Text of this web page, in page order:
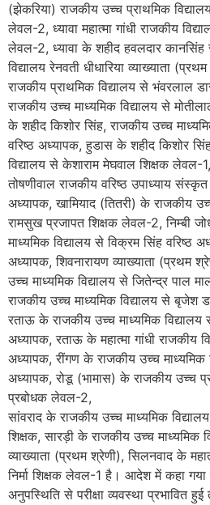
(झेकरिया) राजकीय उच्च प्राथमिक
लेवल-2, ध्यावा महात्मा गांधी राजकीय
लेवल-2, ध्यावा के शहीद हवलदार कानसिंह
विद्यालय रेनवती धीधारिया व्याख्याता
राजकीय प्राथमिक विद्यालय से भंवरलाल
राजकीय उच्च माध्यमिक विद्यालय से
के शहीद किशोर सिंह, राजकीय उच्च
वरिष्ठ अध्यापक, हुडास के शहीद किशोर
विद्यालय से केशाराम मेघवाल शिक्षक
तोषणीवाल राजकीय वरिष्ठ उपाध्याय संस्कृत
अध्यापक, खामियाद (तितरी) के राजकीय
रामसुख प्रजापत शिक्षक लेवल-2, निम्बी
माध्यमिक विद्यालय से विक्रम सिंह वरिष्ठ
अध्यापक, शिवनारायण व्याख्याता (प्रथम
उच्च माध्यमिक विद्यालय से जितेन्द्र पाल
राजकीय उच्च माध्यमिक विद्यालय से बृजेश
रताऊ के राजकीय उच्च माध्यमिक विद्यालय
अध्यापक, रताऊ के महात्मा गांधी राजकीय
अध्यापक, रींगण के राजकीय उच्च माध्यमिक
अध्यापक, रोडू (भामास) के राजकीय उच्च
प्रबोधक लेवल-2,
सांवराद के राजकीय उच्च माध्यमिक
शिक्षक, सारड़ी के राजकीय उच्च माध्यमिक
व्याख्याता (प्रथम श्रेणी), सिलनवाद के
निर्मा शिक्षक लेवल-1 है। आदेश में कहा गया
अनुपस्थिति से परीक्षा व्यवस्था प्रभावित